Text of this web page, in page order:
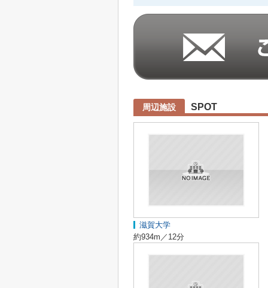
周辺施設 SPOT
滋賀大学
約934m／12分